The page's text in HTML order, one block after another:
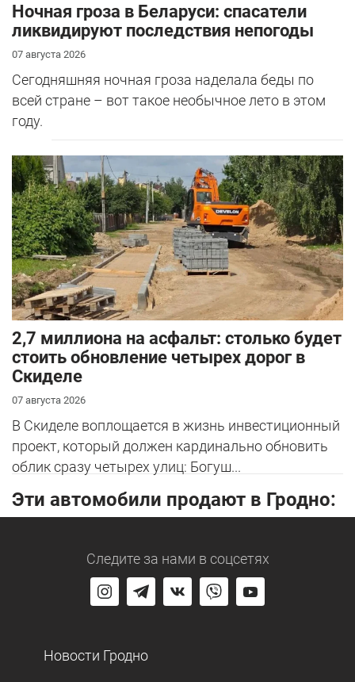
Ночная гроза в Беларуси: спасатели
ликвидируют последствия непогоды
07 августа 2026
Сегодняшняя ночная гроза наделала беды по
всей стране – вот такое необычное лето в этом
году.
2,7 миллиона на асфальт: столько будет
стоить обновление четырех дорог в
Скиделе
07 августа 2026
В Скиделе воплощается в жизнь инвестиционный
проект, который должен кардинально обновить
облик сразу четырех улиц: Богуш...
Эти автомобили продают в Гродно:
Следите за нами в соцсетях
Новости Гродно